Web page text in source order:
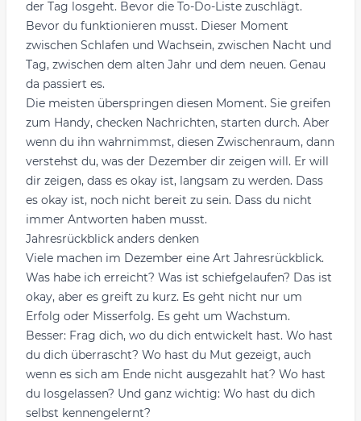
der Tag losgeht. Bevor die To-Do-Liste zuschlägt.
Bevor du funktionieren musst. Dieser Moment
zwischen Schlafen und Wachsein, zwischen Nacht und
Tag, zwischen dem alten Jahr und dem neuen. Genau
da passiert es.
Die meisten überspringen diesen Moment. Sie greifen
zum Handy, checken Nachrichten, starten durch. Aber
wenn du ihn wahrnimmst, diesen Zwischenraum, dann
verstehst du, was der Dezember dir zeigen will. Er will
dir zeigen, dass es okay ist, langsam zu werden. Dass
es okay ist, noch nicht bereit zu sein. Dass du nicht
immer Antworten haben musst.
Jahresrückblick anders denken
Viele machen im Dezember eine Art Jahresrückblick.
Was habe ich erreicht? Was ist schiefgelaufen? Das ist
okay, aber es greift zu kurz. Es geht nicht nur um
Erfolg oder Misserfolg. Es geht um Wachstum.
Besser: Frag dich, wo du dich entwickelt hast. Wo hast
du dich überrascht? Wo hast du Mut gezeigt, auch
wenn es sich am Ende nicht ausgezahlt hat? Wo hast
du losgelassen? Und ganz wichtig: Wo hast du dich
selbst kennengelernt?